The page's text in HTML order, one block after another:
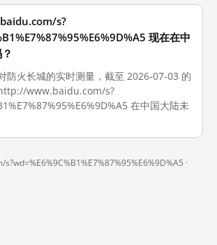
s?
现在在中
防火长城的实时测量，截至 2026-07-03 的
www.baidu.com/s?
在中国大陆未
·